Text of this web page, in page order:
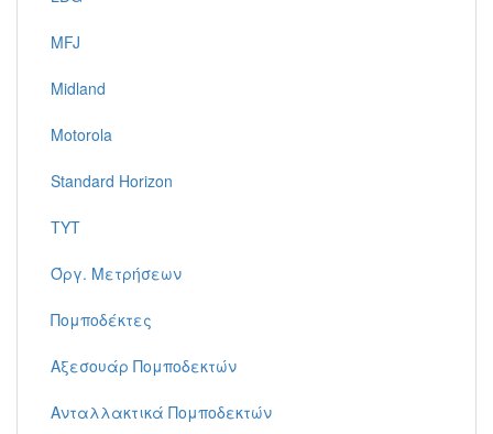
MFJ
Midland
Motorola
Standard Horizon
TYT
Όργ. Μετρήσεων
Πομποδέκτες
Αξεσουάρ Πομποδεκτών
Ανταλλακτικά Πομποδεκτών